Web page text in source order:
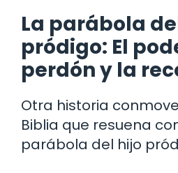
La parábola
pródigo: El
perdón y la
Otra historia
Biblia que resuena
parábola del hijo